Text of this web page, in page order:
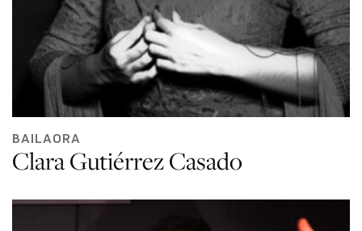
BAILAORA
Clara Gutiérrez Casado